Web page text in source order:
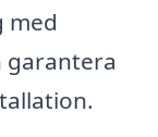
med
garantera